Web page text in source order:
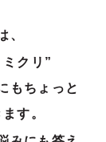
、
クリ”
もちょっと
す。